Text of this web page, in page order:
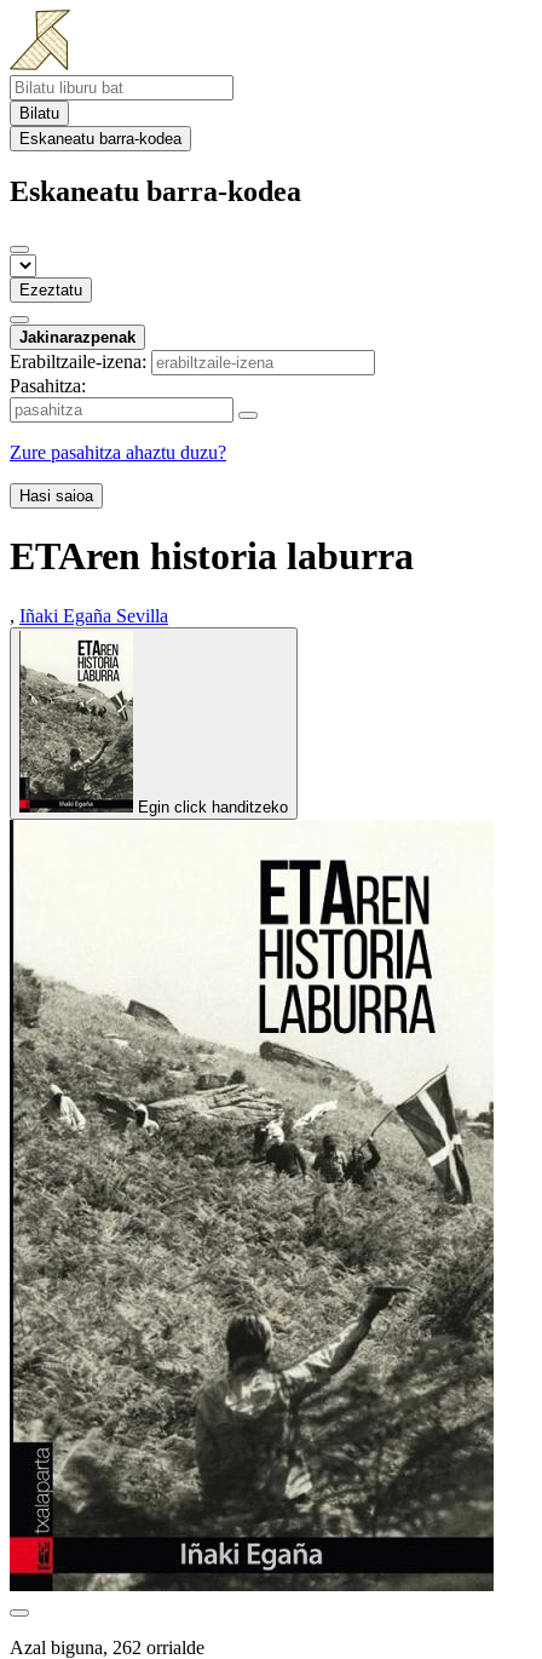
Bilatu
Eskaneatu barra-kodea
Eskaneatu barra-kodea
Ezeztatu
Jakinarazpenak
Erabiltzaile-izena:
Pasahitza:
Zure pasahitza ahaztu duzu?
Hasi saioa
ETAren historia laburra
, Iñaki Egaña Sevilla
Egin click handitzeko
Azal biguna, 262 orrialde